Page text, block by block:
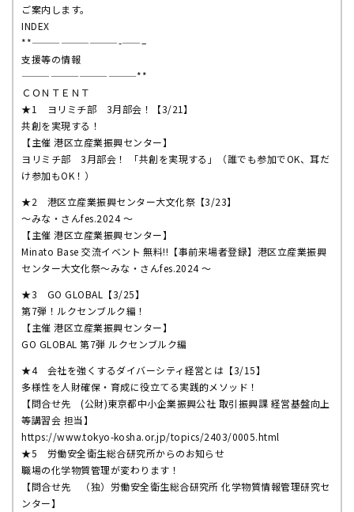
ご案内します。
INDEX
**—————————-——–
支援等の情報
————————————**
ＣＯＮＴＥＮＴ
★1 ヨリミチ部 3月部会！【3/21】
共創を実現する！
【主催 港区立産業振興センター】
ヨリミチ部 3月部会！ 「共創を実現する」（誰でも参加でOK、耳だ
け参加もOK！）
★2 港区立産業振興センター大文化祭【3/23】
〜みな・さんfes.2024 〜
【主催 港区立産業振興センター】
Minato Base 交流イベント 無料!!【事前来場者登録】港区立産業振興
センター大文化祭〜みな・さんfes.2024 〜
★3 GO GLOBAL【3/25】
第7弾！ルクセンブルク編！
【主催 港区立産業振興センター】
GO GLOBAL 第7弾 ルクセンブルク編
★4 会社を強くするダイバーシティ経営とは【3/15】
多様性を人財確保・育成に役立てる実践的メソッド！
【問合せ先 (公財)東京都中小企業振興公社 取引振興課 経営基盤向上
等講習会 担当】
https://www.tokyo-kosha.or.jp/topics/2403/0005.html
★5 労働安全衛生総合研究所からのお知らせ
職場の化学物質管理が変わります！
【問合せ先 （独）労働安全衛生総合研究所 化学物質情報管理研究セ
ンター】